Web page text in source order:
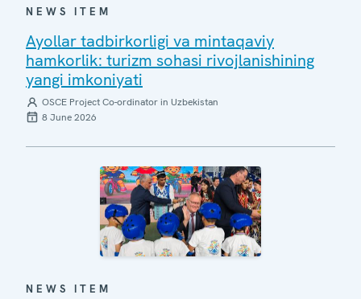
NEWS ITEM
Ayollar tadbirkorligi va mintaqaviy
hamkorlik: turizm sohasi rivojlanishining
yangi imkoniyati
OSCE Project Co-ordinator in Uzbekistan
8 June 2026
NEWS ITEM